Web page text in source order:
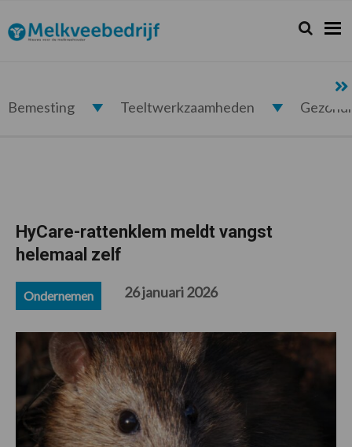
de
hoofdnavigatie
de
hoofd
de
eerste
de
voettekst
Melkveebedrijf.nl Zoeken...
Zoek
Bemesting Teeltwerkzaamheden
HyCare-rattenklem meldt vangst
helemaal zelf
Ondernemen 26 januari 2026